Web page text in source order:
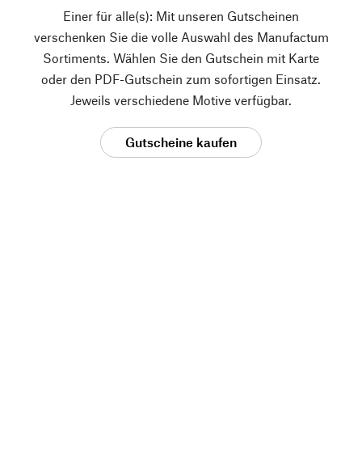
Einer für alle(s): Mit unseren Gutscheinen
verschenken Sie die volle Auswahl des Manufactum
Sortiments. Wählen Sie den Gutschein mit Karte
oder den PDF-Gutschein zum sofortigen Einsatz.
Jeweils verschiedene Motive verfügbar.
Gutscheine kaufen